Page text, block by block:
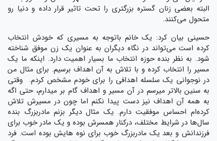
البته بعضی زنان گستره بزرگتری را تحت تاثیر قرار داده و دنیا رو
متحول می‌کنند.
حسینی بیان کرد: یک خانم باتوجه به مسیری که خودش انتخاب
کرده است می‌تواند در نگاه دیگران به عنوان یک زن موفق شناخته
شود. به نظر بنده حوزه انتخاب ما بسیار اهمیت دارد. اینکه ما یک
مسیر را انتخاب کرده و با تلاش به آن اهداف برسیم. برای مثال من
در نوجوانی یک سلسله اهدافی را برای خودم مشخص کردم. وقتی
به سنین بالاتر میرسم در آن مسیر و اهداف گام بر میدارم، حتی اگه
به همه آن اهداف نیز دست پیدا نکنم اما چون در مسیرش تلاش
کرده‌ام احساس موفقیت دارم. یک مثال دیگر بزنم مادربزرگ بنده
سال‌ها در شرایط مختلف، درکنار همسرش بوده و یک مادر خوب برای
فرزندانش و بعد یک مادربزرگ خوب برای نوه هایش بوده است. فرد